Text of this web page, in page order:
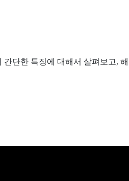
단한 특징에 대해서 살펴보고,